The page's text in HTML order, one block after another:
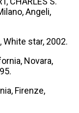
Angeli,
White star, 2002.
Novara,
Firenze,